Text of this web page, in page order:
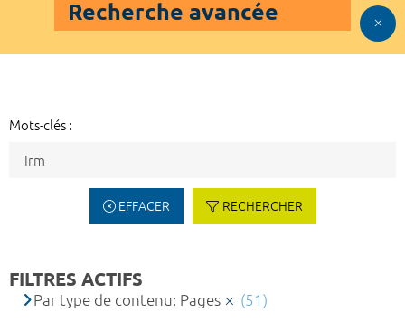
Recherche avancée
Mots-clés :
EFFACER RECHERCHER
FILTRES ACTIFS
Par type de contenu: Pages (51)